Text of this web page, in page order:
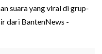
suara yang viral di grup-
dari BantenNews -